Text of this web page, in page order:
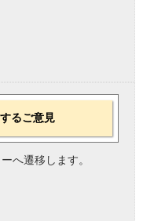
るご意見
へ遷移します。